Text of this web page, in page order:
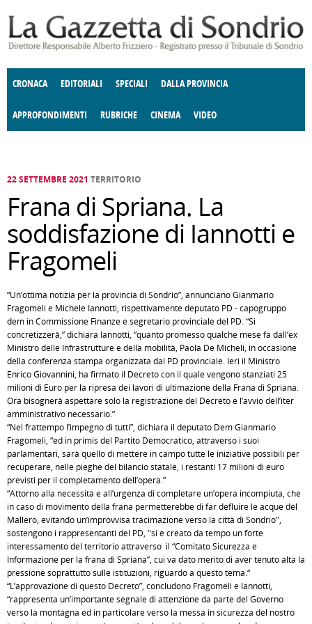
CRONACA EDITORIALI SPECIALI DALLA PROVINCIA
APPROFONDIMENTI
E SPETTACOLI POLITICA
RUBRICHE
DELLE IDEE FATTI DELLO SPIRITO
CINEMA VIDEO
22 SETTEMBRE 2021 TERRITORIO
Frana di Spriana. La
soddisfazione di Iannotti e
Fragomeli
“Un’ottima notizia per la provincia di Sondrio”, annunciano Gianmario
Fragomeli e Michele Iannotti, rispettivamente deputato PD - capogruppo
dem in Commissione Finanze e segretario provinciale del PD. “Si
concretizzerà,” dichiara Iannotti, “quanto promesso qualche mese fa dall’ex
Ministro delle Infrastrutture e della mobilità, Paola De Micheli, in occasione
della conferenza stampa organizzata dal PD provinciale. Ieri il Ministro
Enrico Giovannini, ha firmato il Decreto con il quale vengono stanziati 25
milioni di Euro per la ripresa dei lavori di ultimazione della Frana di Spriana.
Ora bisognerà aspettare solo la registrazione del Decreto e l’avvio dell’iter
amministrativo necessario.”
“Nel frattempo l’impegno di tutti”, dichiara il deputato Dem Gianmario
Fragomeli, “ed in primis del Partito Democratico, attraverso i suoi
parlamentari, sarà quello di mettere in campo tutte le iniziative possibili per
recuperare, nelle pieghe del bilancio statale, i restanti 17 milioni di euro
previsti per il completamento dell’opera.”
“Attorno alla necessità e all’urgenza di completare un’opera incompiuta, che
in caso di movimento della frana permetterebbe di far defluire le acque del
Mallero, evitando un’improvvisa tracimazione verso la città di Sondrio",
sostengono i rappresentanti del PD, "si è creato da tempo un forte
interessamento del territorio attraverso il “Comitato Sicurezza e
Informazione per la frana di Spriana”, cui va dato merito di aver tenuto alta la
pressione soprattutto sulle istituzioni, riguardo a questo tema.“
“L’approvazione di questo Decreto”, concludono Fragomeli e Iannotti,
“rappresenta un’importante segnale di attenzione da parte del Governo
verso la montagna ed in particolare verso la messa in sicurezza del nostro